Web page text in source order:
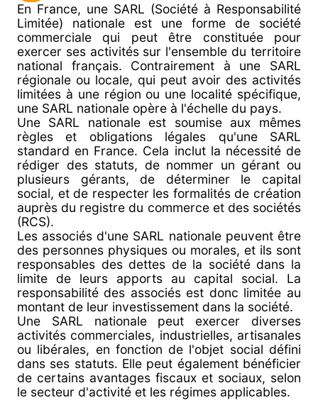
En France, une SARL (Société à Responsabilité
Limitée) nationale est une forme de société
commerciale qui peut être constituée pour
exercer ses activités sur l'ensemble du territoire
national français. Contrairement à une SARL
régionale ou locale, qui peut avoir des activités
limitées à une région ou une localité spécifique,
une SARL nationale opère à l'échelle du pays.
Une SARL nationale est soumise aux mêmes
règles et obligations légales qu'une SARL
standard en France. Cela inclut la nécessité de
rédiger des statuts, de nommer un gérant ou
plusieurs gérants, de déterminer le capital
social, et de respecter les formalités de création
auprès du registre du commerce et des sociétés
(RCS).
Les associés d'une SARL nationale peuvent être
des personnes physiques ou morales, et ils sont
responsables des dettes de la société dans la
limite de leurs apports au capital social. La
responsabilité des associés est donc limitée au
montant de leur investissement dans la société.
Une SARL nationale peut exercer diverses
activités commerciales, industrielles, artisanales
ou libérales, en fonction de l'objet social défini
dans ses statuts. Elle peut également bénéficier
de certains avantages fiscaux et sociaux, selon
le secteur d'activité et les régimes applicables.